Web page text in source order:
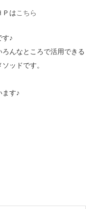
Ｐは こちら
す♪
んなところで活用できる
ッドです。
ます♪